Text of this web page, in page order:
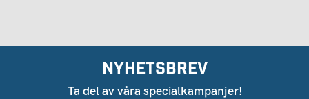
NYHETSBREV
Ta del av våra specialkampanjer!